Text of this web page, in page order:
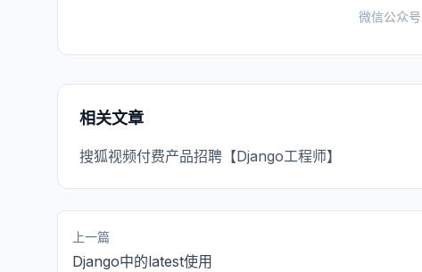
微信公众
相关文章
搜狐视频付费产品招聘【Django工程师】
上一篇
Django中的latest使用